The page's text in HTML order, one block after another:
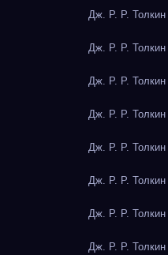
Дж. Р. Р.
Дж. Р. Р.
Дж. Р. Р.
Дж. Р. Р.
Дж. Р. Р.
Дж. Р. Р.
Дж. Р. Р.
Дж. Р. Р.